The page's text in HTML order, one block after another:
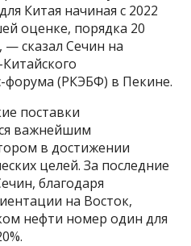
Китая начиная с 2022
оценке, порядка 20
сказал Сечин на
форума (РКЭБФ) в Пекине.
поставки
важнейшим
в достижении
целей. За последние
благодаря
на Восток,
нефти номер один для